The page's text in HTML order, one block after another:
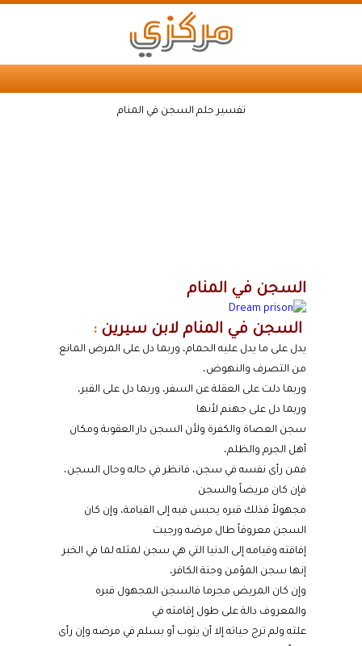
تفسير حلم السجن في المنام
السجن في المنام
السجن في المنام لابن سيرين :
يدل على ما يدل عليه الحمام، وربما دل على المرض المانع
من التصرف والنهوض،
وربما دلت على العقلة عن السفر، وربما دل على القبر،
وربما دل على جهنم لأنها
سجن العصاة والكفرة ولأن السجن دار العقوبة ومكان
أهل الجرم والظلم،
فمن رأى نفسه في سجن، فانظر في حاله وحال السجن،
فإن كان مريضاً والسجن
مجهولاً فذلك قبره يحبس فيه إلى القيامة، وإن كان
السجن معروفاً طال مرضه ورجيت
إفاقته وقيامه إلى الدنيا التي هي سجن لمثله لما في الخبر
إنها سجن المؤمن وجنة الكافر،
وإن كان المريض مجرما فالسجن المجهول قبره
والمعروف دالة على طول إقامته في
علته ولم ترج حياته إلا أن يتوب أو يسلم في مرضه.وإن رأى